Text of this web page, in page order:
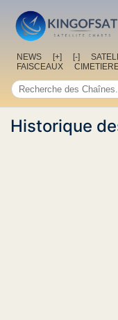
NEWS [+] [-]
FAISCEAUX
Historique